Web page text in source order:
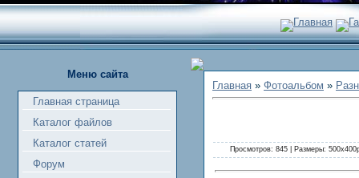
Главная
Меню сайта
Главная страница
Каталог файлов
Каталог статей
Форум
Главная » Фотоальбом »
Просмотров: 845 | Размеры: